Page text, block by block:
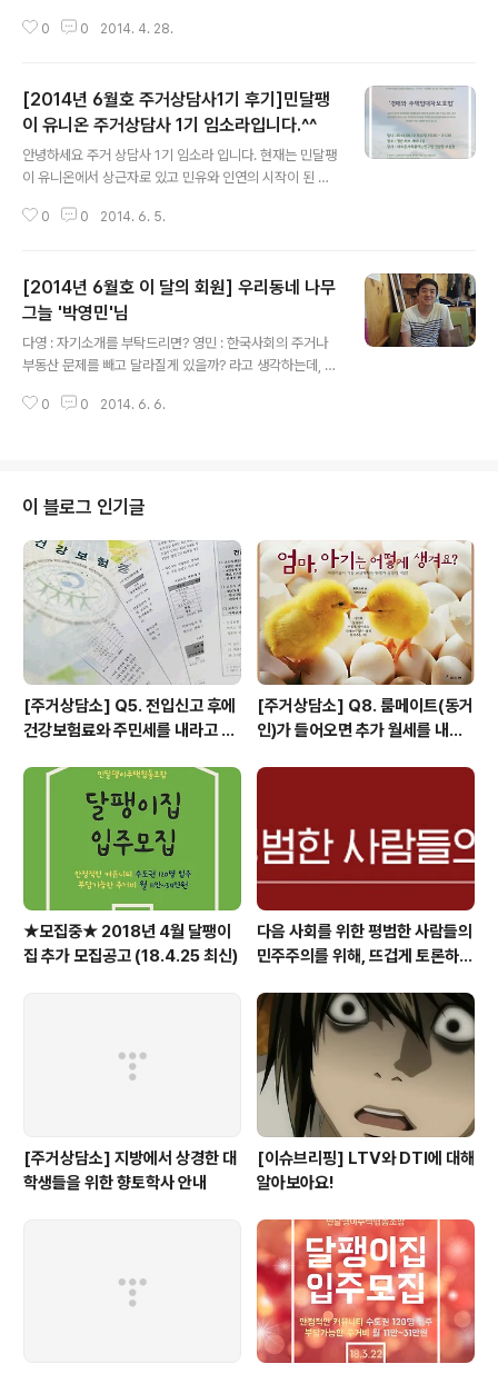
을 각각의 단체를 두어 활동하기로 했어요. 민유는 2014
합원이고 여기 상상언저리에서 일을 하는 권순영입니다.
을 했었습니다. 다영: 작년의 민유는 바쁜 해 아니였어요?
순영: 그렇기도 했고 여기 청년회에서 언저리라는 공간을
만든건데요. 청년 당사자의 문제에 관심을 가져야 하지 않
을까 라는 이야기를 했는데, 어쩌다가 거기까지 흘러가서
순영: 작년 4월에. 1년 됬어요. 남진: 처음만들었을때 이것
0 0 2014. 4. 28.
[2014년 6월호 주거상담사1기 후기]민달팽
이 유니온 주거상담사 1기 임소라입니다.^^
안녕하세요 주거 상담사 1기 임소라 입니다. 현재는 민달팽
이 유니온에서 상근자로 있고 민유와 인연의 시작이 된 게
히 신청했던 주거상담사 프로그램은 저에게 단순한 교육프
소중한 경험이었습니다. 민유를 전혀 몰랐던 주거상담사 1
기 신청부터 민유와 함께 하게 되기까지의 과정까지 어떤
이야기가 있었는지 들려드릴께요^^ 모두 모르는 사람들,
낯설지는 않았나요?: 당연히 낯설었어요. 왠지 나만 낯선
사람 같기도 했고요. 그런데 수업 진행에 모임별로 이야기
를 나눌 시간들이 많았어요. 주거라는 공통의 주제가 있었
0 0 2014. 6. 5.
[2014년 6월호 이 달의 회원] 우리동네 나무
그늘 '박영민'님
다영 : 자기소개를 부탁드리면? 영민 : 한국사회의 주거나
부동산 문제를 빼고 달라질게 있을까? 라고 생각하는데, 결
어하는 사회다. 최소한의 자기공간이라는 거 없이는 사람
관심을 가지고 있었는데 주거문제를 이야기 함에 있어서
청년의 주거문제 부터 이야기 하는게 좋겠다는 생각도 들
고 그래야 된다고 생각도 해서 민유에 가입하게 되었다. 처
음에는 CMS로 힘을 실어주자 라고 생각했는데, 협동조합
에서 일을 하고 있다보니 주택협동조합으로 문제를 해결하
는 방식도 동의해서 주택협동조합에도 가입하게 되..
0 0 2014. 6. 6.
이 블로그 인기글
[주거상담소] Q5. 전입신고 후에
건강보험료와 주민세를 내라고 고
[주거상담소] Q8. 룸메이트(동거
인)가 들어오면 추가 월세를 내야
★모집중★ 2018년 4월 달팽이
집 추가 모집공고 (18.4.25 최신)
다음 사회를 위한 평범한 사람들의
민주주의를 위해, 뜨겁게 토론하고
[주거상담소] 지방에서 상경한 대
학생들을 위한 향토학사 안내
[이슈브리핑] LTV와 DTI에 대해
알아보아요!